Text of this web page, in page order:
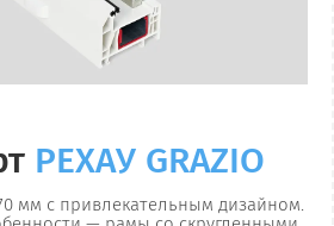
РЕХАУ GRAZIO
мм с привлекательным дизайном.